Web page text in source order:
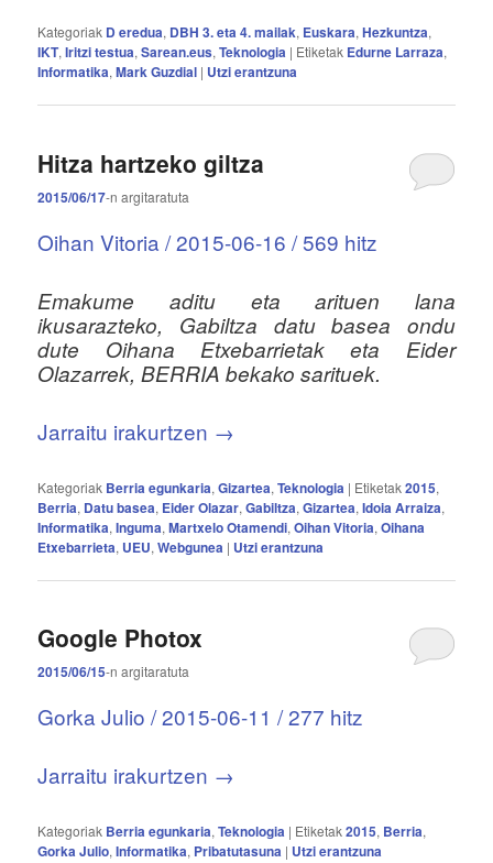
Kategoriak D eredua, DBH 3. eta 4. mailak, Euskara,Hezkuntza,
IKT,Iritzi testua,Sarean.eus,Teknologia | Etiketak Edurne Larraza,
Informatika,Mark Guzdial | Utzi erantzuna
Hitza hartzeko giltza
2015/06/17-nargitaratuta
Oihan Vitoria / 2015-06-16 / 569 hitz
Emakume aditu eta arituen lana
ikusarazteko, Gabiltza datu basea ondu
dute Oihana Etxebarrietak eta Eider
Olazarrek, BERRIA bekako sarituek.
Jarraitu irakurtzen →
Kategoriak Berria egunkaria,Gizartea,Teknologia | Etiketak2015,
Berria, Datu basea, Eider Olazar,Gabiltza,Gizartea,Idoia Arraiza,
Informatika,Inguma,Martxelo Otamendi,Oihan Vitoria,Oihana
Etxebarrieta, UEU,Webgunea | Utzi erantzuna
Google Photox
2015/06/15-nargitaratuta
Gorka Julio / 2015-06-11 / 277 hitz
Jarraitu irakurtzen →
Kategoriak Berria egunkaria,Teknologia | Etiketak2015, Berria,
Gorka Julio,Informatika, Pribatutasuna | Utzi erantzuna